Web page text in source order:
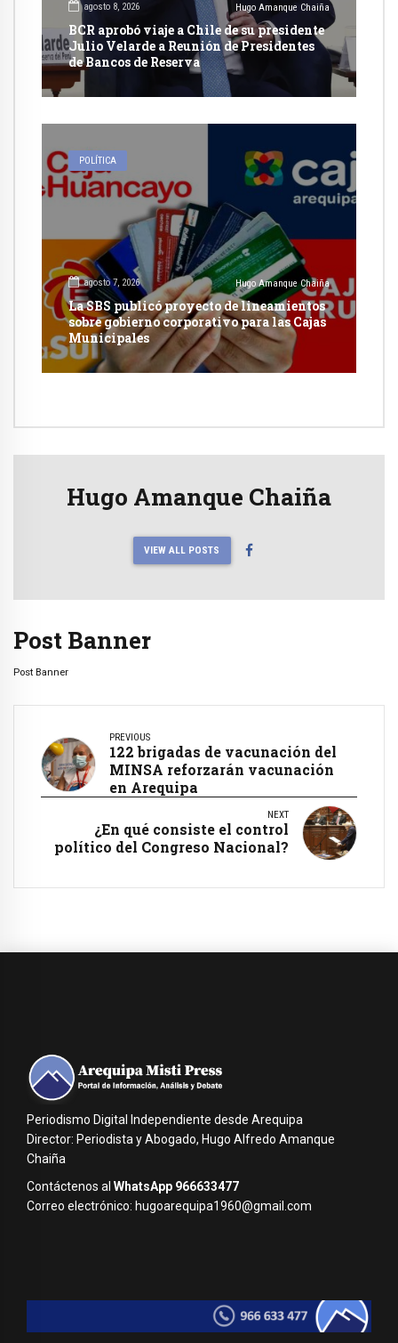
agosto 8, 2026 Hugo Amanque Chaiña
BCR aprobó viaje a Chile de su presidente
Julio Velarde a Reunión de Presidentes
de Bancos de Reserva
POLÍTICA
agosto 7, 2026 Hugo Amanque Chaiña
La SBS publicó proyecto de lineamientos
sobre gobierno corporativo para las Cajas
Municipales
Hugo Amanque Chaiña
VIEW ALL POSTS
Post Banner
Post Banner
PREVIOUS
122 brigadas de vacunación del
MINSA reforzarán vacunación
en Arequipa
NEXT
¿En qué consiste el control
político del Congreso Nacional?
Periodismo Digital Independiente desde Arequipa
Director: Periodista y Abogado, Hugo Alfredo Amanque
Chaiña
Contáctenos al WhatsApp 966633477
Correo electrónico: hugoarequipa1960@gmail.com